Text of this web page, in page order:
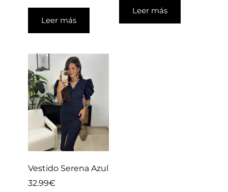
Leer más
Leer más
Vestido Serena Azul
32.99€